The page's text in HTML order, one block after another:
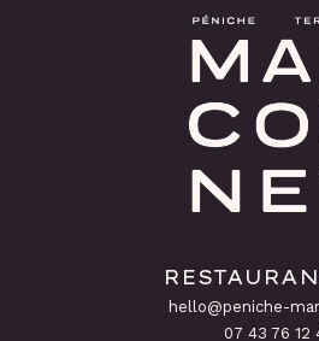
hello@peniche-
‭07 43 76 12